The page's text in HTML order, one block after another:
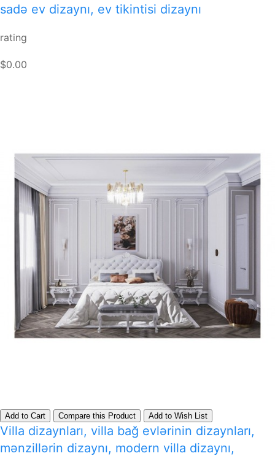
sadə ev dizaynı, ev tikintisi dizaynı
rating
$0.00
Add to Cart Compare this Product Add to Wish List
Villa dizaynları, villa bağ evlərinin dizaynları,
mənzillərin dizaynı, modern villa dizaynı,